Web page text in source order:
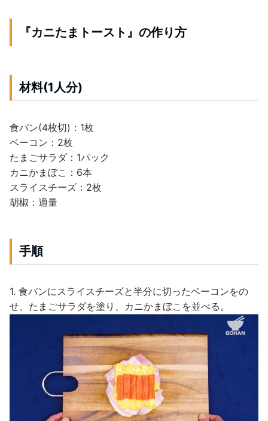
『カニたまトースト』の作り方
材料(1人分)
食パン(4枚切)：1枚
ベーコン：2枚
たまごサラダ：1パック
カニかまぼこ：6本
スライスチーズ：2枚
胡椒：適量
手順
1. 食パンにスライスチーズと半分に切ったベーコンをの
せ、たまごサラダを塗り、カニかまぼこを並べる。